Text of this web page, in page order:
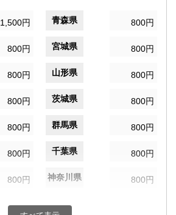
1,500円 青森県 800円
800円 宮城県 800円
800円 山形県 800円
800円 茨城県 800円
800円 群馬県 800円
800円 千葉県 800円
800円 神奈川県 800円
800円 富山県